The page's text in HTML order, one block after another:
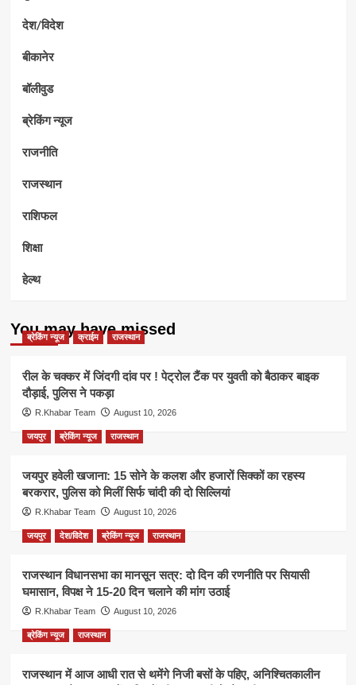
देश/विदेश
बीकानेर
बॉलीवुड
ब्रेकिंग न्यूज
राजनीति
राजस्थान
राशिफल
शिक्षा
हेल्थ
You may have missed
ब्रेकिंग न्यूज क्राईम राजस्थान
रील के चक्कर में जिंदगी दांव पर ! पेट्रोल टैंक पर युवती को बैठाकर बाइक
दौड़ाई, पुलिस ने पकड़ा
R.Khabar Team August 10, 2026
जयपुर ब्रेकिंग न्यूज राजस्थान
जयपुर हवेली खजाना: 15 सोने के कलश और हजारों सिक्कों का रहस्य
बरकरार, पुलिस को मिलीं सिर्फ चांदी की दो सिल्लियां
R.Khabar Team August 10, 2026
जयपुर देश/विदेश ब्रेकिंग न्यूज राजस्थान
राजस्थान विधानसभा का मानसून सत्र: दो दिन की रणनीति पर सियासी
घमासान, विपक्ष ने 15-20 दिन चलाने की मांग उठाई
R.Khabar Team August 10, 2026
ब्रेकिंग न्यूज राजस्थान
राजस्थान में आज आधी रात से थमेंगे निजी बसों के पहिए, अनिश्चितकालीन